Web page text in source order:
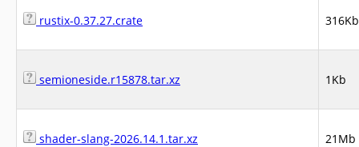
rustix-0.37.27.crate 316Kb
semioneside.r15878.tar.xz 1Kb
shader-slang-2026.14.1.tar.xz 21Mb